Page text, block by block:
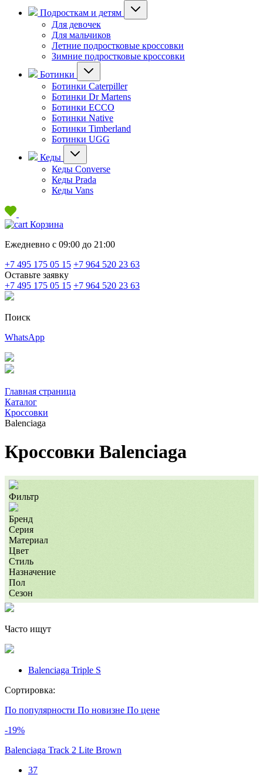
Подросткам и детям
Для девочек
Для мальчиков
Летние подростковые кроссовки
Зимние подростковые кроссовки
Ботинки
Ботинки Caterpiller
Ботинки Dr Martens
Ботинки ECCO
Ботинки Native
Ботинки Timberland
Ботинки UGG
Кеды
Кеды Converse
Кеды Prada
Кеды Vans
Корзина
Ежедневно с 09:00 до 21:00
+7 495 175 05 15 +7 964 520 23 63
Оставьте заявку
+7 495 175 05 15 +7 964 520 23 63
Поиск
WhatsApp
Главная страница
Каталог
Кроссовки
Balenciaga
Кроссовки Balenciaga
Фильтр
Бренд
Серия
Материал
Цвет
Стиль
Назначение
Пол
Сезон
Часто ищут
Balenciaga Triple S
Сортировка:
По популярности По новизне По цене
-19%
Balenciaga Track 2 Lite Brown
37